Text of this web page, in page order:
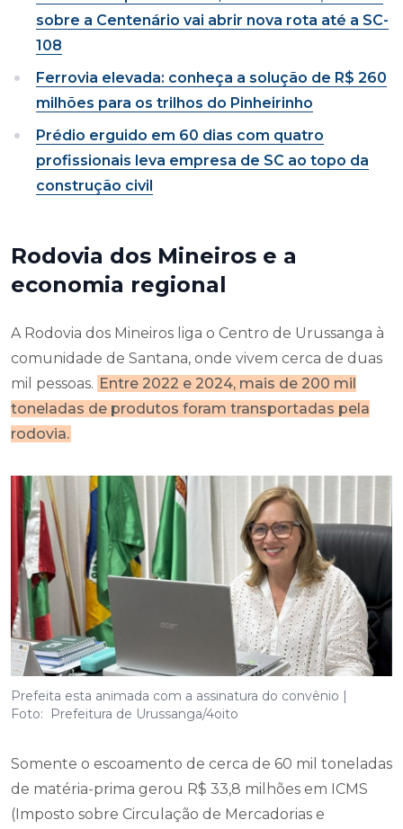
sobre a Centenário vai abrir nova rota até a SC-
108
Ferrovia elevada: conheça a solução de R$ 260
milhões para os trilhos do Pinheirinho
Prédio erguido em 60 dias com quatro
profissionais leva empresa de SC ao topo da
construção civil
Rodovia dos Mineiros e a
economia regional
A Rodovia dos Mineiros liga o Centro de Urussanga à
comunidade de Santana, onde vivem cerca de duas
mil pessoas. Entre 2022 e 2024, mais de 200 mil
toneladas de produtos foram transportadas pela
rodovia.
Prefeita esta animada com a assinatura do convênio |
Foto: Prefeitura de Urussanga/4oito
Somente o escoamento de cerca de 60 mil toneladas
de matéria-prima gerou R$ 33,8 milhões em ICMS
(Imposto sobre Circulação de Mercadorias e